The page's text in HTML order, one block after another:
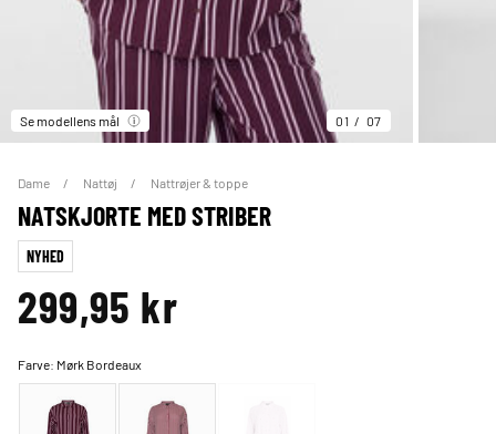
Se modellens mål 01 07
Dame Nattøj Nattrøjer & toppe
NATSKJORTE MED STRIBER
NYHED
299,95 kr
Farve: Mørk Bordeaux